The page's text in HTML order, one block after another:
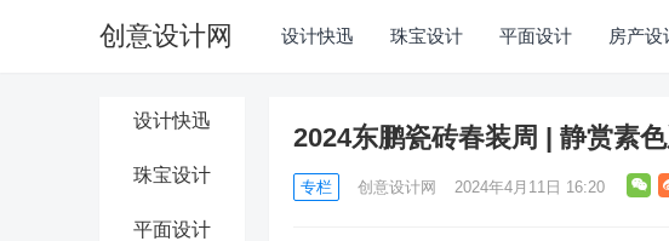
创意设计网 设计快迅 珠宝设计 平面设计 房产设
设计快迅
珠宝设计
平面设计
2024东鹏瓷砖春装周 | 静赏素
专栏 创意设计网 2024年4月11日 16:20